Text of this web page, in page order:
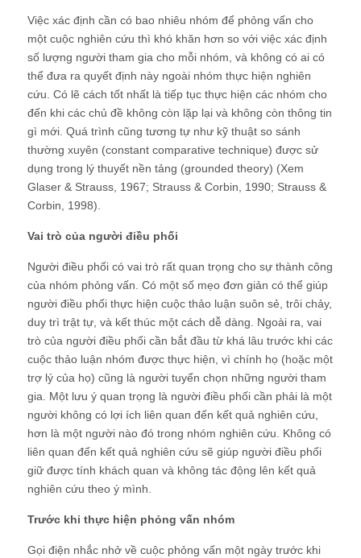
Việc xác định cần có bao nhiêu nhóm để phỏng vấn cho
một cuộc nghiên cứu thì khó khăn hơn so với việc xác định
số lượng người tham gia cho mỗi nhóm, và không có ai có
thể đưa ra quyết định này ngoài nhóm thực hiện nghiên
cứu. Có lẽ cách tốt nhất là tiếp tục thực hiện các nhóm cho
đến khi các chủ đề không còn lặp lại và không còn thông tin
gì mới. Quá trình cũng tương tự như kỹ thuật so sánh
thường xuyên (constant comparative technique) được sử
dụng trong lý thuyết nền tảng (grounded theory) (Xem
Glaser & Strauss, 1967; Strauss & Corbin, 1990; Strauss &
Corbin, 1998).
Vai trò của người điều phối
Người điều phối có vai trò rất quan trọng cho sự thành công
của nhóm phỏng vấn. Có một số mẹo đơn giản có thể giúp
người điều phối thực hiện cuộc thảo luận suôn sẻ, trôi chảy,
duy trì trật tự, và kết thúc một cách dễ dàng. Ngoài ra, vai
trò của người điều phối cần bắt đầu từ khá lâu trước khi các
cuộc thảo luận nhóm được thực hiện, vì chính họ (hoặc một
trợ lý của họ) cũng là người tuyển chọn những người tham
gia. Một lưu ý quan trọng là người điều phối cần phải là một
người không có lợi ích liên quan đến kết quả nghiên cứu,
hơn là một người nào đó trong nhóm nghiên cứu. Không có
liên quan đến kết quả nghiên cứu sẽ giúp người điều phối
giữ được tính khách quan và không tác động lên kết quả
nghiên cứu theo ý mình.
Trước khi thực hiện phỏng vấn nhóm
Gọi điện nhắc nhở về cuộc phỏng vấn một ngày trước khi